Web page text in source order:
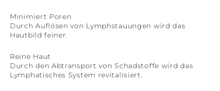
Minimiert Poren
Durch Auflösen von Lymphstauungen wird das
Hautbild feiner.
Reine Haut
Durch den Abtransport von Schadstoffe wird das
Lymphatisches System revitalisiert.